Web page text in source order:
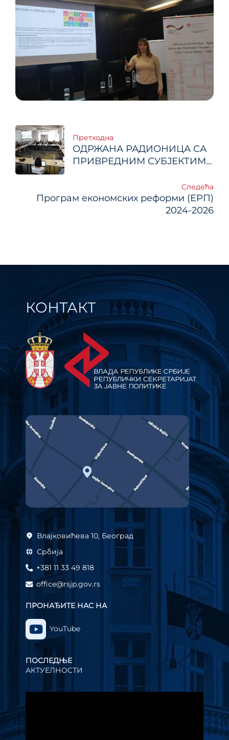
Кретање
чланка
Претходна
ОДРЖАНА РАДИОНИЦА СА
ПРИВРЕДНИМ СУБЈЕКТИМА
РЕГУЛАТОРНОГ ОКВИРА У
ОБЛАСТИ ПРЕВОЗА ТЕРЕТА
Следећа
Програм економских реформи (ЕРП)
2024-2026
КОНТАКТ
Влајковићева 10, Београд
Србија
+381 11 33 49 818
office@rsjp.gov.rs
ПРОНАЂИТЕ НАС НА
YouTube
ПОСЛЕДЊЕ
АКТУЕЛНОСТИ
видео